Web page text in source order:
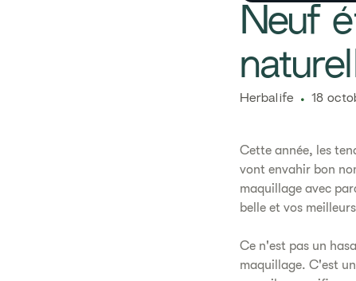
​​Neuf
Herbalife 18
Cette année, les
vont envahir bon
maquillage avec
belle et vos
Ce n'est pas un
maquillage. C'est